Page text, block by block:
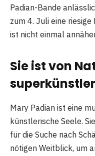
Padian-Bande
zum 4. Juli eine
ist nicht einmal
Sie ist von
Mary Padian ist eine
künstlerische Seele.
für die Suche nach
nötigen Weitblick, um